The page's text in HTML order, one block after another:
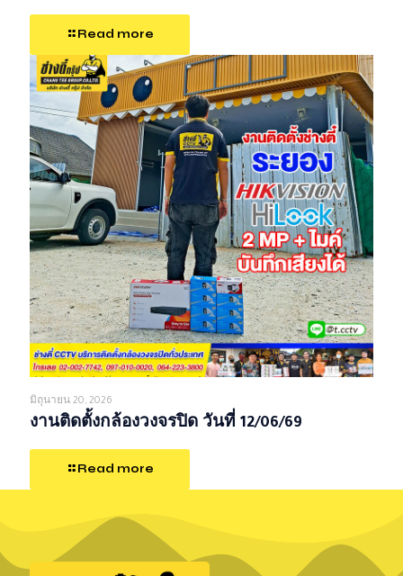
Read more
มิถุนายน 20, 2026
งานติดตั้งกล้องวงจรปิด วันที่ 12/06/69
Read more